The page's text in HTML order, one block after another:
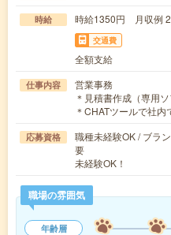
時給 時給1350円 月収例
交通費
全額支給
仕事内容
営業事務
＊見積書作成（専用
＊CHATツールで社内
応募資格
職種未経験OK / ブラ
要
未経験OK！
職場の雰囲気
年齢層